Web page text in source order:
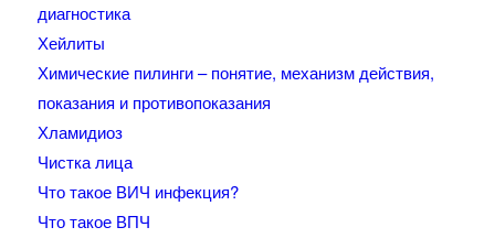
диагностика
Хейлиты
Химические пилинги – понятие, механизм действия,
показания и противопоказания
Хламидиоз
Чистка лица
Что такое ВИЧ инфекция?
Что такое ВПЧ